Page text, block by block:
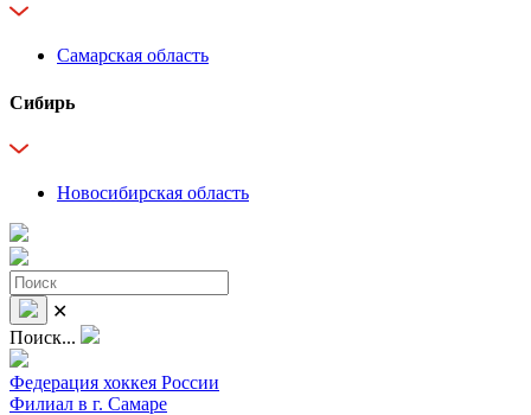
Самарская область
Сибирь
Новосибирская область
✕
Поиск...
Федерация хоккея России
Филиал в г. Самаре